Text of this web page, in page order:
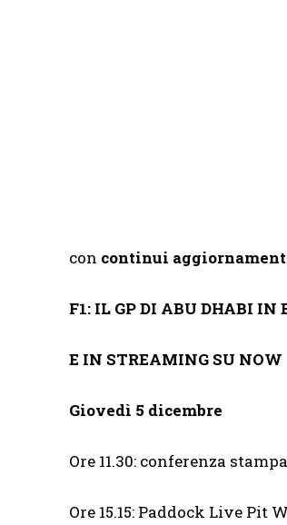
con continui
F1: IL GP DI ABU DHABI IN
E IN STREAMING SU NOW
Giovedì 5 dicembre
Ore 11.30: conferenza
Ore 15.15: Paddock Live Pit